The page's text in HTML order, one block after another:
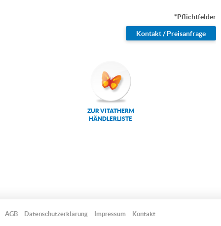
*Pflichtfelder
ZUR VITATHERM
HÄNDLERLISTE
AGB Datenschutzerklärung Impressum Kontakt